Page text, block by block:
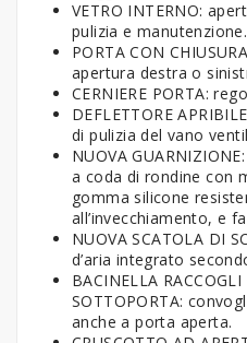
VETRO INTERNO:
pulizia e manutenzione.
PORTA CON
apertura destra o
CERNIERE PORTA:
DEFLETTORE
di pulizia del vano
NUOVA
a coda di rondine con
gomma silicone
all’invecchiamento, e
NUOVA SCATOLA DI
d’aria integrato
BACINELLA
SOTTOPORTA:
anche a porta aperta.